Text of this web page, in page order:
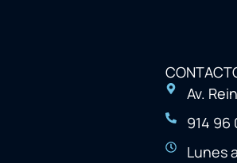
Av.
914 96
Lunes